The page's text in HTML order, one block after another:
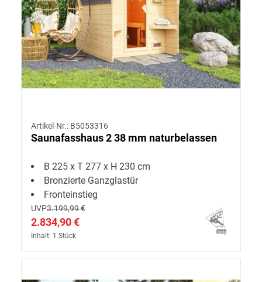
Artikel-Nr.: B5053316
Saunafasshaus 2 38 mm naturbelassen
B 225 x T 277 x H 230 cm
Bronzierte Ganzglastür
Fronteinstieg
UVP3.199,99 €
2.834,90 €
Inhalt: 1 Stück